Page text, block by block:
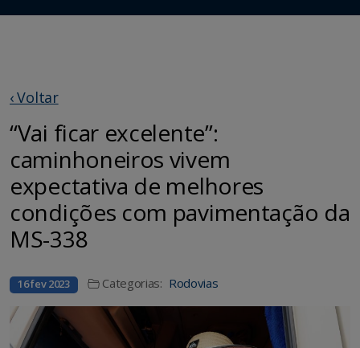
‹ Voltar
“Vai ficar excelente”:
caminhoneiros vivem
expectativa de melhores
condições com pavimentação da
MS-338
16 fev 2023 Categorias: Rodovias